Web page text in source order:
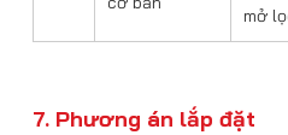
mở
7. Phương án lắp đặt